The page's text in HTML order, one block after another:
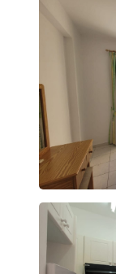
Imię i
Telefon
E-mail